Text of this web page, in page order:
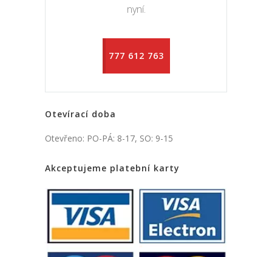
nyní.
777 612 763
Otevírací doba
Otevřeno: PO-PÁ: 8-17, SO: 9-15
Akceptujeme platební karty